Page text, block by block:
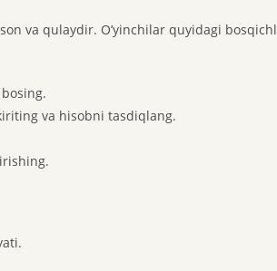
va qulaydir. O’yinchilar quyidagi
va hisobni tasdiqlang.